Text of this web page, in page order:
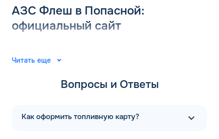
АЗС Флеш в Попасной:
официальный сайт
2008 году. Специалисты разработали и внедрили
автоматические автозаправочные станции на
выпущены для АЗС “Газпром”. В последующие годы
Первая заправочная станция под названием АЗС Флеш в
Попасной Луганской Народной Республики появилась в
Читать еще
Вопросы и Ответы
Как оформить топливную карту?